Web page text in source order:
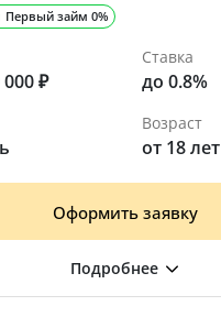
Первый займ 0%
000 ₽
Ставка
до 0.8%
Возраст
от 18 лет
Оформить заявку